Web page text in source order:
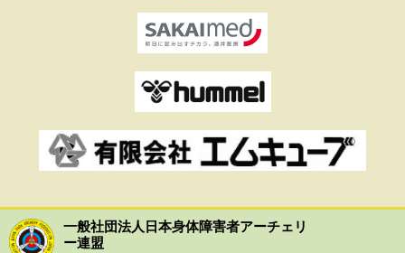
一般社団法人日本身体障害者アーチェリ
ー連盟